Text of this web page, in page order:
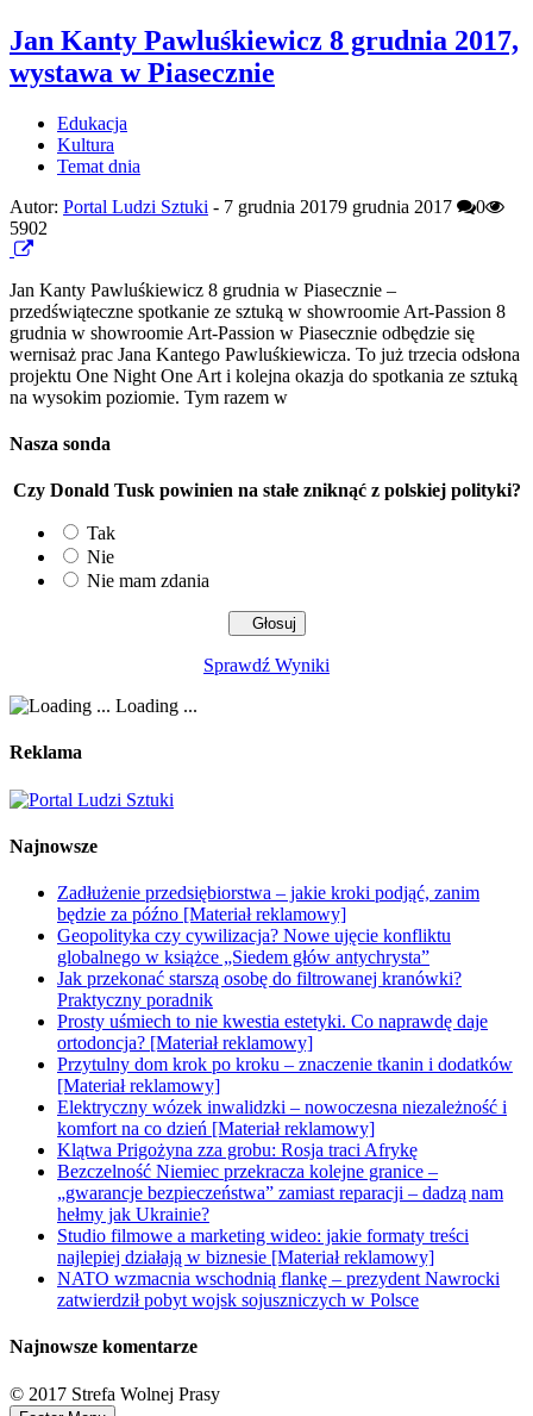
Jan Kanty Pawluśkiewicz 8 grudnia 2017,
wystawa w Piasecznie
Edukacja
Kultura
Temat dnia
Autor: Portal Ludzi Sztuki - 7 grudnia 20179 grudnia 2017
0
5902
Jan Kanty Pawluśkiewicz 8 grudnia w Piasecznie –
przedświąteczne spotkanie ze sztuką w showroomie Art-Passion 8
grudnia w showroomie Art-Passion w Piasecznie odbędzie się
wernisaż prac Jana Kantego Pawluśkiewicza. To już trzecia odsłona
projektu One Night One Art i kolejna okazja do spotkania ze sztuką
na wysokim poziomie. Tym razem w
Nasza sonda
Czy Donald Tusk powinien na stałe zniknąć z polskiej polityki?
Tak
Nie
Nie mam zdania
Sprawdź Wyniki
Loading ...
Reklama
Najnowsze
Zadłużenie przedsiębiorstwa – jakie kroki podjąć, zanim
będzie za późno [Materiał reklamowy]
Geopolityka czy cywilizacja? Nowe ujęcie konfliktu
globalnego w książce „Siedem głów antychrysta”
Jak przekonać starszą osobę do filtrowanej kranówki?
Praktyczny poradnik
Prosty uśmiech to nie kwestia estetyki. Co naprawdę daje
ortodoncja? [Materiał reklamowy]
Przytulny dom krok po kroku – znaczenie tkanin i dodatków
[Materiał reklamowy]
Elektryczny wózek inwalidzki – nowoczesna niezależność i
komfort na co dzień [Materiał reklamowy]
Klątwa Prigożyna zza grobu: Rosja traci Afrykę
Bezczelność Niemiec przekracza kolejne granice –
„gwarancje bezpieczeństwa” zamiast reparacji – dadzą nam
hełmy jak Ukrainie?
Studio filmowe a marketing wideo: jakie formaty treści
najlepiej działają w biznesie [Materiał reklamowy]
NATO wzmacnia wschodnią flankę – prezydent Nawrocki
zatwierdził pobyt wojsk sojuszniczych w Polsce
Najnowsze komentarze
© 2017 Strefa Wolnej Prasy